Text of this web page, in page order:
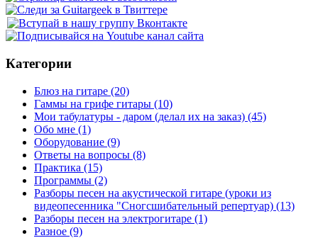
Категории
Блюз на гитаре (20)
Гаммы на грифе гитары (10)
Мои табулатуры - даром (делал их на заказ) (45)
Обо мне (1)
Оборудование (9)
Ответы на вопросы (8)
Практика (15)
Программы (2)
Разборы песен на акустической гитаре (уроки из
видеопесенника "Сногсшибательный репертуар) (13)
Разборы песен на электрогитаре (1)
Разное (9)